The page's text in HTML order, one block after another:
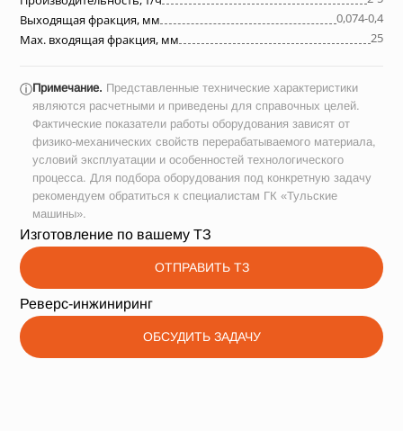
Выходящая фракция, мм
0,074-0,4
Max. входящая фракция, мм
25
ⓘПримечание. Представленные технические характеристики
являются расчетными и приведены для справочных целей.
Фактические показатели работы оборудования зависят от
физико-механических свойств перерабатываемого материала,
условий эксплуатации и особенностей технологического
процесса. Для подбора оборудования под конкретную задачу
рекомендуем обратиться к специалистам ГК «Тульские
машины».
Изготовление по вашему ТЗ
ОТПРАВИТЬ ТЗ
Реверс-инжиниринг
ОБСУДИТЬ ЗАДАЧУ